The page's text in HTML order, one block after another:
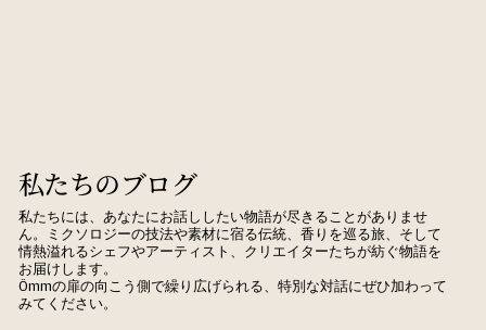
私たちのブログ
私たちには、あなたにお話ししたい物語が尽きることがありませ
ん。ミクソロジーの技法や素材に宿る伝統、香りを巡る旅、そして
情熱溢れるシェフやアーティスト、クリエイターたちが紡ぐ物語を
お届けします。
Ômmの扉の向こう側で繰り広げられる、特別な対話にぜひ加わって
みてください。